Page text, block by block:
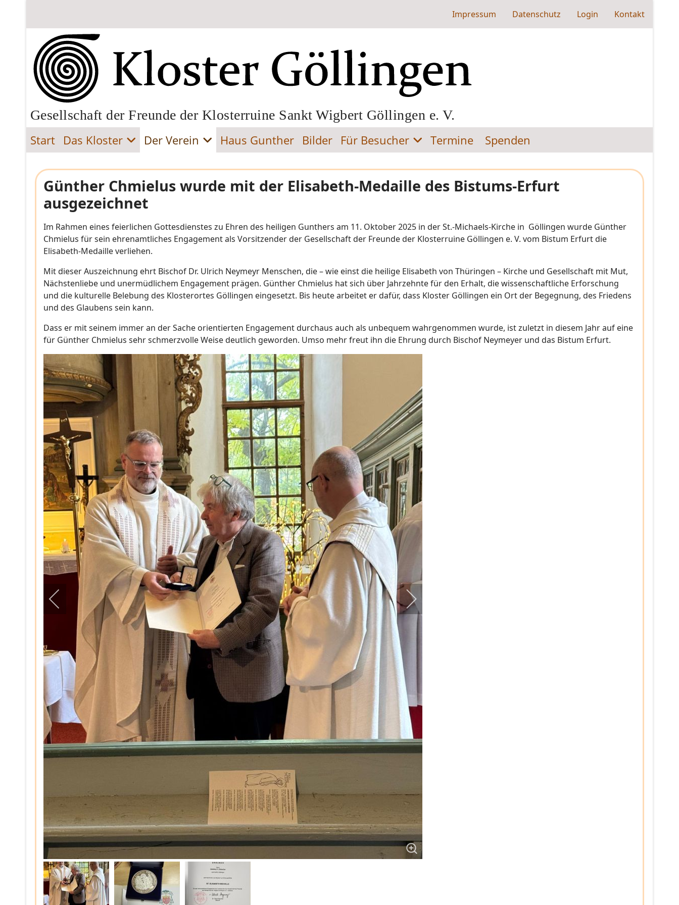
Kontakt
Login
Datenschutz
Impressum
Gesellschaft der Freunde der Klosterruine Sankt Wigbert Göllingen e. V.
Start Das Kloster Der Verein Haus Gunther Bilder Für Besucher Termine Spenden
Günther Chmielus wurde mit der Elisabeth-Medaille des Bistums-Erfurt
ausgezeichnet
Im Rahmen eines feierlichen Gottesdienstes zu Ehren des heiligen Gunthers am 11. Oktober 2025 in der St.-Michaels-Kirche in Göllingen wurde Günther
Chmielus für sein ehrenamtliches Engagement als Vorsitzender der Gesellschaft der Freunde der Klosterruine Göllingen e. V. vom Bistum Erfurt die
Elisabeth-Medaille verliehen.
Mit dieser Auszeichnung ehrt Bischof Dr. Ulrich Neymeyr Menschen, die – wie einst die heilige Elisabeth von Thüringen – Kirche und Gesellschaft mit Mut,
Nächstenliebe und unermüdlichem Engagement prägen. Günther Chmielus hat sich über Jahrzehnte für den Erhalt, die wissenschaftliche Erforschung
und die kulturelle Belebung des Klosterortes Göllingen eingesetzt. Bis heute arbeitet er dafür, dass Kloster Göllingen ein Ort der Begegnung, des Friedens
und des Glaubens sein kann.
Dass er mit seinem immer an der Sache orientierten Engagement durchaus auch als unbequem wahrgenommen wurde, ist zuletzt in diesem Jahr auf eine
für Günther Chmielus sehr schmerzvolle Weise deutlich geworden. Umso mehr freut ihn die Ehrung durch Bischof Neymeyer und das Bistum Erfurt.